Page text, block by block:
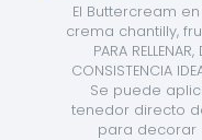
El Buttercream
crema chantilly,
PARA
CONSISTENCIA
Se puede
tenedor directo
para decorar